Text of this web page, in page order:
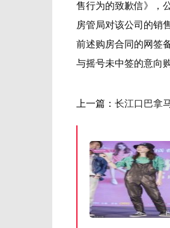
售行为的致歉信》，
房管局对该公司的销
前述购房合同的网签
与摇号未中签的意向
上一篇： 长江口巴拿马籍